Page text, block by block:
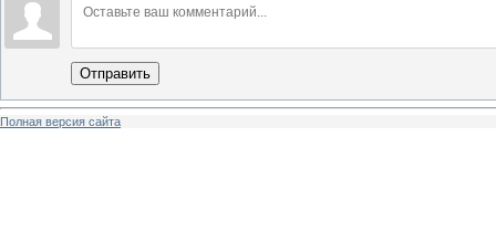
Отправить
Полная версия сайта